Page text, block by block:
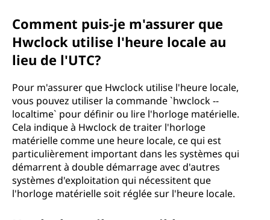
Comment puis-je m'assurer que
Hwclock utilise l'heure locale au
lieu de l'UTC?
Pour m'assurer que Hwclock utilise l'heure locale,
vous pouvez utiliser la commande `hwclock --
localtime` pour définir ou lire l'horloge matérielle.
Cela indique à Hwclock de traiter l'horloge
matérielle comme une heure locale, ce qui est
particulièrement important dans les systèmes qui
démarrent à double démarrage avec d'autres
systèmes d'exploitation qui nécessitent que
l'horloge matérielle soit réglée sur l'heure locale.